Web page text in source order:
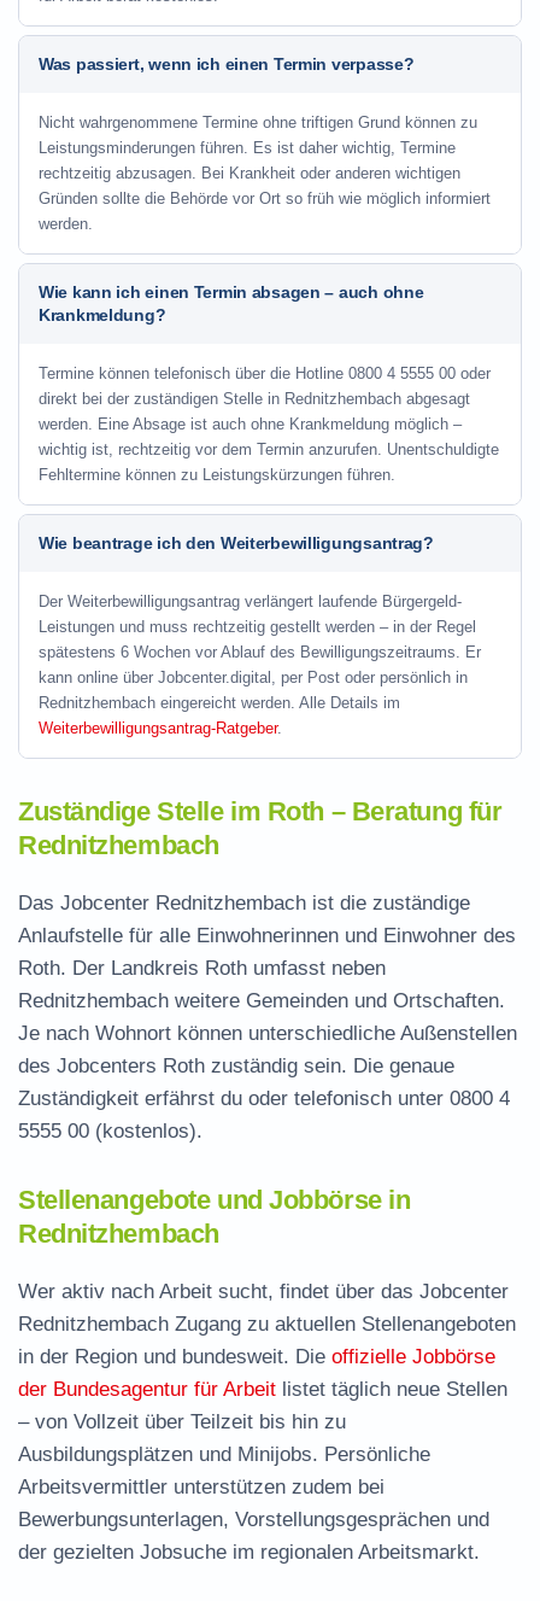
Was passiert, wenn ich einen Termin verpasse?
Nicht wahrgenommene Termine ohne triftigen Grund können zu
Leistungsminderungen führen. Es ist daher wichtig, Termine
rechtzeitig abzusagen. Bei Krankheit oder anderen wichtigen
Gründen sollte die Behörde vor Ort so früh wie möglich informiert
werden.
Wie kann ich einen Termin absagen – auch ohne
Krankmeldung?
Termine können telefonisch über die Hotline 0800 4 5555 00 oder
direkt bei der zuständigen Stelle in Rednitzhembach abgesagt
werden. Eine Absage ist auch ohne Krankmeldung möglich –
wichtig ist, rechtzeitig vor dem Termin anzurufen. Unentschuldigte
Fehltermine können zu Leistungskürzungen führen.
Wie beantrage ich den Weiterbewilligungsantrag?
Der Weiterbewilligungsantrag verlängert laufende Bürgergeld-
Leistungen und muss rechtzeitig gestellt werden – in der Regel
spätestens 6 Wochen vor Ablauf des Bewilligungszeitraums. Er
kann online über Jobcenter.digital, per Post oder persönlich in
Rednitzhembach eingereicht werden. Alle Details im
Weiterbewilligungsantrag-Ratgeber.
Zuständige Stelle im Roth – Beratung für
Rednitzhembach
Das Jobcenter Rednitzhembach ist die zuständige
Anlaufstelle für alle Einwohnerinnen und Einwohner des
Roth. Der Landkreis Roth umfasst neben
Rednitzhembach weitere Gemeinden und Ortschaften.
Je nach Wohnort können unterschiedliche Außenstellen
des Jobcenters Roth zuständig sein. Die genaue
Zuständigkeit erfährst du oder telefonisch unter 0800 4
5555 00 (kostenlos).
Stellenangebote und Jobbörse in
Rednitzhembach
Wer aktiv nach Arbeit sucht, findet über das Jobcenter
Rednitzhembach Zugang zu aktuellen Stellenangeboten
in der Region und bundesweit. Die offizielle Jobbörse
der Bundesagentur für Arbeit listet täglich neue Stellen
– von Vollzeit über Teilzeit bis hin zu
Ausbildungsplätzen und Minijobs. Persönliche
Arbeitsvermittler unterstützen zudem bei
Bewerbungsunterlagen, Vorstellungsgesprächen und
der gezielten Jobsuche im regionalen Arbeitsmarkt.